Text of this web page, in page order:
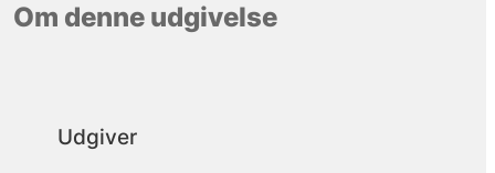
Om denne udgivelse
Udgiver